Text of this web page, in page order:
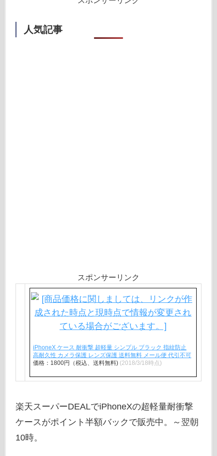
人気記事
スポンサーリンク
iPhoneX ケース 耐衝撃 超軽量 シンプル ブラック 指紋防止
高耐久性 カメラ保護 レンズ保護 送料無料 メール便 代引不可
価格：1800円（税込、送料無料) (2018/3/18時点)
楽天スーパーDEALでiPhoneXの超軽量耐衝撃
ケースがポイント半額バックで販売中。～翌朝
10時。